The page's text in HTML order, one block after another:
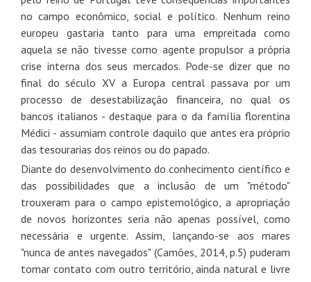
no campo econômico, social e político. Nenhum reino
europeu gastaria tanto para uma empreitada como
aquela se não tivesse como agente propulsor a própria
crise interna dos seus mercados. Pode-se dizer que no
final do século XV a Europa central passava por um
processo de desestabilização financeira, no qual os
bancos italianos - destaque para o da família florentina
Médici - assumiam controle daquilo que antes era próprio
das tesourarias dos reinos ou do papado.
Diante do desenvolvimento do conhecimento científico e
das possibilidades que a inclusão de um "método"
trouxeram para o campo epistemológico, a apropriação
de novos horizontes seria não apenas possível, como
necessária e urgente. Assim, lançando-se aos mares
"nunca de antes navegados" (Camões, 2014, p.5) puderam
tomar contato com outro território, ainda natural e livre